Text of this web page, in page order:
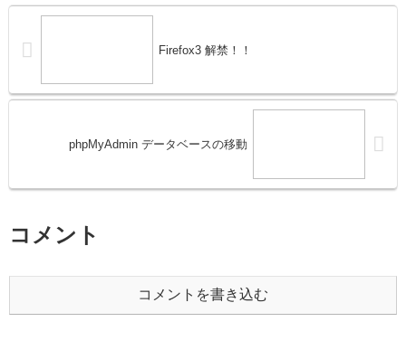
Firefox3 解禁！！
phpMyAdmin データベースの移動
コメント
コメントを書き込む